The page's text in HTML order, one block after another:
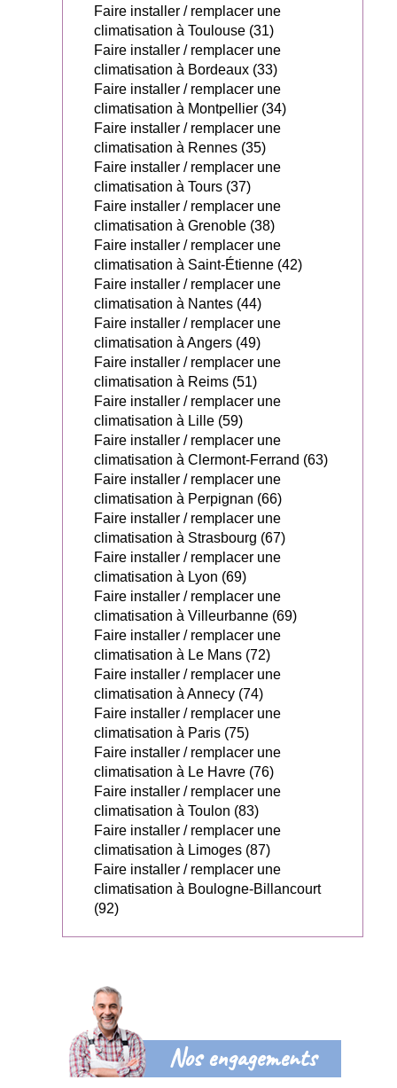
Faire installer / remplacer une
climatisation à Toulouse (31)
Faire installer / remplacer une
climatisation à Bordeaux (33)
Faire installer / remplacer une
climatisation à Montpellier (34)
Faire installer / remplacer une
climatisation à Rennes (35)
Faire installer / remplacer une
climatisation à Tours (37)
Faire installer / remplacer une
climatisation à Grenoble (38)
Faire installer / remplacer une
climatisation à Saint-Étienne (42)
Faire installer / remplacer une
climatisation à Nantes (44)
Faire installer / remplacer une
climatisation à Angers (49)
Faire installer / remplacer une
climatisation à Reims (51)
Faire installer / remplacer une
climatisation à Lille (59)
Faire installer / remplacer une
climatisation à Clermont-Ferrand (63)
Faire installer / remplacer une
climatisation à Perpignan (66)
Faire installer / remplacer une
climatisation à Strasbourg (67)
Faire installer / remplacer une
climatisation à Lyon (69)
Faire installer / remplacer une
climatisation à Villeurbanne (69)
Faire installer / remplacer une
climatisation à Le Mans (72)
Faire installer / remplacer une
climatisation à Annecy (74)
Faire installer / remplacer une
climatisation à Paris (75)
Faire installer / remplacer une
climatisation à Le Havre (76)
Faire installer / remplacer une
climatisation à Toulon (83)
Faire installer / remplacer une
climatisation à Limoges (87)
Faire installer / remplacer une
climatisation à Boulogne-Billancourt
(92)
Nos engagements